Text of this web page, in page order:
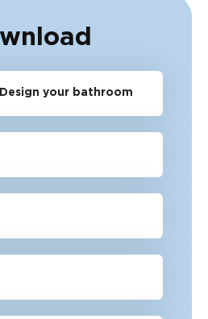
your bathroom